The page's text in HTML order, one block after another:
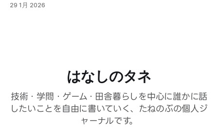
29 1月 2026
はなしのタネ
技術・学問・ゲーム・田舎暮らしを中心に誰かに話
したいことを自由に書いていく、たねのぶの個人ジ
ャーナルです。